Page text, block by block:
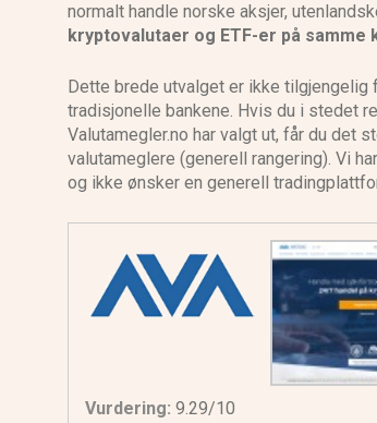
normalt handle norske aksjer,
kryptovalutaer og ETF-er på samme
Dette brede utvalget er ikke tilgjengelig
tradisjonelle bankene. Hvis du i stedet
Valutamegler.no har valgt ut, får du det
valutameglere (generell rangering). Vi
og ikke ønsker en generell
Vurdering: 9.29/10